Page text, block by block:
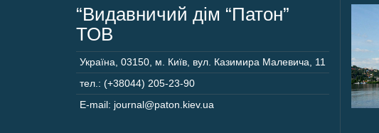
“Видавничий дім “Патон”
ТОВ
Україна 03150 м. Київ, вул. Казимира Малевича, 11
тел.: (+38044) 205-23-90
E-mail: journal@paton.kiev.ua